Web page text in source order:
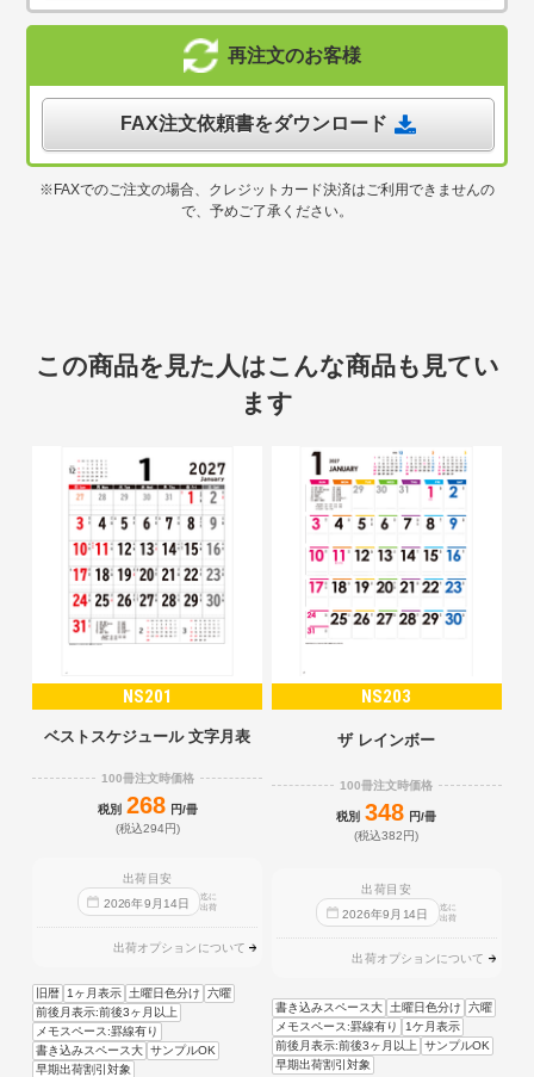
再注文のお客様
FAX注文依頼書をダウンロード
※FAXでのご注文の場合、クレジットカード決済はご利用できませんの
で、予めご了承ください。
この商品を見た人はこんな商品も見てい
ます
NS201
ベストスケジュール 文字月表
100冊注文時価格
税別 268 円/冊
(税込294円)
出荷目安
2026年9 月 14日
迄に
出荷
出荷オプションについて
旧暦 1ヶ月表示 土曜日色分け
六曜
前後月表示:前後3ヶ月以上
メモスペース:罫線有り
書き込みスペース大 サンプルOK
早期出荷割引対象
NS203
ザ レインボー
100冊注文時価格
税別 348 円/冊
(税込382円)
出荷目安
2026年9 月 14日
迄に
出荷
出荷オプションについて
書き込みスペース大 土曜日色分け
六曜
メモスペース:罫線有り
1ケ月表示
前後月表示:前後3ヶ月以上 サンプルOK
早期出荷割引対象